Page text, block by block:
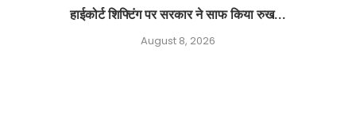
हाईकोर्ट शिफ्टिंग पर सरकार ने साफ किया रुख...
August 8, 2026